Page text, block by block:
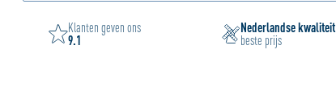
Klanten geven ons
9.1
Nederlandse kwaliteit
beste prijs